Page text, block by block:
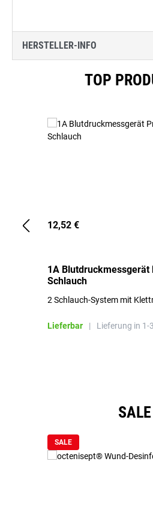
HERSTELLER-INFO
TOP
12,52 €
1A Blutdruckmessgerät
Schlauch
2 Schlauch-System mit
Lieferbar | Lieferung in 1-
SALE
SALE